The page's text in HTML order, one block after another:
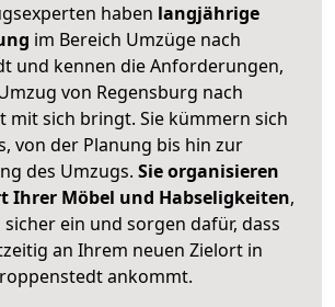
haben langjährige
im Bereich Umzüge nach
und kennen die Anforderungen,
von Regensburg nach
mit sich bringt. Sie kümmern sich
von der Planung bis hin zur
des Umzugs. Sie organisieren
Ihrer Möbel und Habseligkeiten,
sicher ein und sorgen dafür, dass
an Ihrem neuen Zielort in
ankommt.